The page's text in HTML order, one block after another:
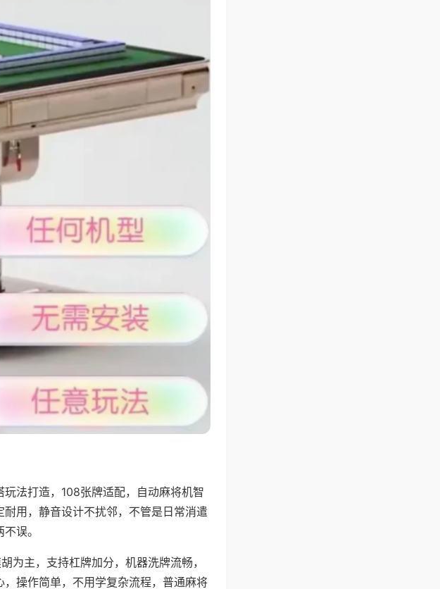
玩法打造，108张牌适配，自动麻将机智
用，静音设计不扰邻，不管是日常消遣
误。
为主，支持杠牌加分，机器洗牌流畅，
操作简单，不用学复杂流程，普通麻将